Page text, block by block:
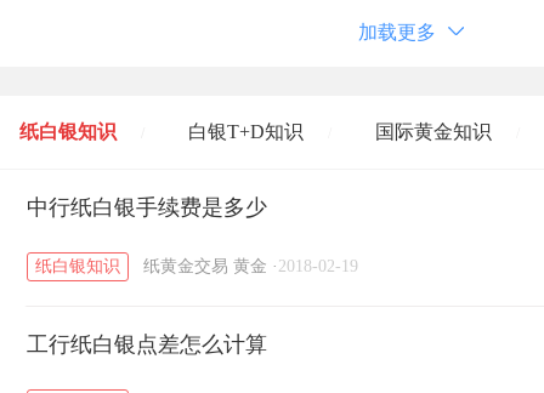
加载更多
纸白银知识 白银T+D知识 国际黄金知识
黄金T+D知识 / 粤贵银知识
中行纸白银手续费是多少
纸白银知识 纸黄金交易 黄金 · 2018-02-19
工行纸白银点差怎么计算